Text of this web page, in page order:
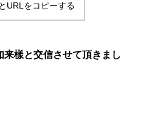
URLをコピーする
樣と交信させて頂きまし